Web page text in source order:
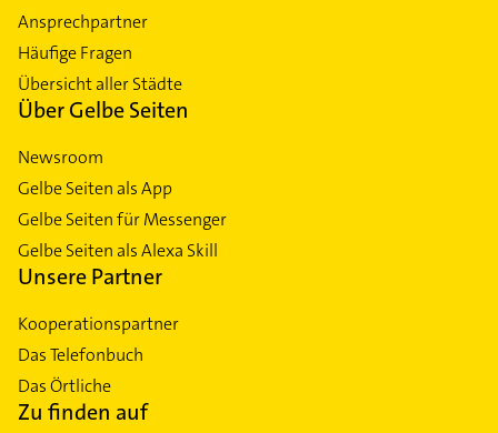
Ansprechpartner
Häufige Fragen
Übersicht aller Städte
Über Gelbe Seiten
Newsroom
Gelbe Seiten als App
Gelbe Seiten für Messenger
Gelbe Seiten als Alexa Skill
Unsere Partner
Kooperationspartner
Das Telefonbuch
Das Örtliche
Zu finden auf